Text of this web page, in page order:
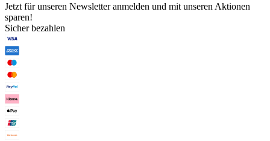
Jetzt für unseren Newsletter anmelden und mit unseren Aktionen
sparen!
Sicher bezahlen